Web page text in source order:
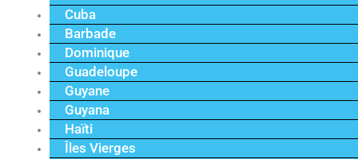
Cuba
Barbade
Dominique
Guadeloupe
Guyane
Guyana
Haïti
Îles Vierges